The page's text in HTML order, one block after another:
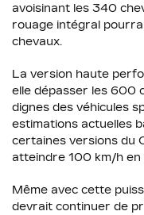
avoisinant les 340
rouage intégral
chevaux.
La version haute
elle dépasser les 600
dignes des véhicules
estimations actuelles
certaines versions du
atteindre 100 km/h en
Même avec cette
devrait continuer de